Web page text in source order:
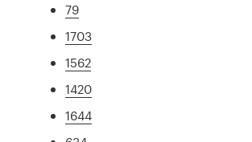
79
1703
1562
1420
1644